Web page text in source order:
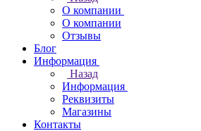
О компании
О компании
Отзывы
Блог
Информация
Назад
Информация
Реквизиты
Магазины
Контакты